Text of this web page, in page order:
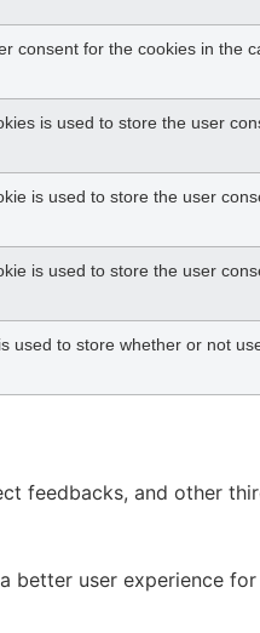
consent for the cookies in the
is used to store the user
is used to store the user
is used to store the user
used to store whether or not
feedbacks, and other
better user experience